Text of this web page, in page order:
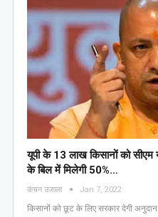
यूपी के 13 लाख किसानों को सीएम
के ब‍िल में म‍िलेगी 50%…
कंचन उजाला Jan 7, 2022
किसानों को छूट के लिए सरकार देगी